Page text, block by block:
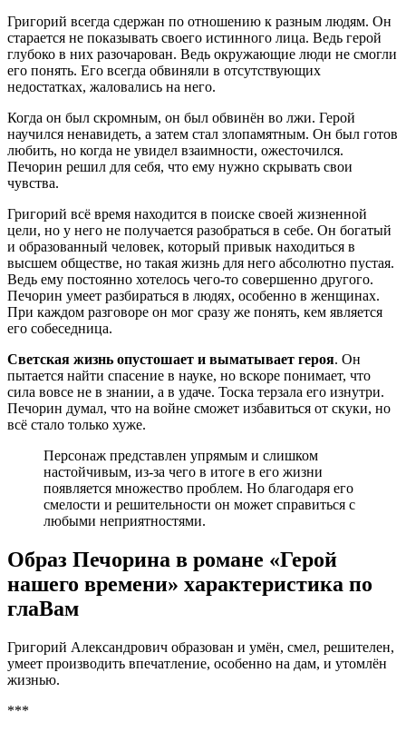
Григорий всегда сдержан по отношению к разным людям. Он
старается не показывать своего истинного лица. Ведь герой
глубоко в них разочарован. Ведь окружающие люди не смогли
его понять. Его всегда обвиняли в отсутствующих
недостатках, жаловались на него.
Когда он был скромным, он был обвинён во лжи. Герой
научился ненавидеть, а затем стал злопамятным. Он был готов
любить, но когда не увидел взаимности, ожесточился.
Печорин решил для себя, что ему нужно скрывать свои
чувства.
Григорий всё время находится в поиске своей жизненной
цели, но у него не получается разобраться в себе. Он богатый
и образованный человек, который привык находиться в
высшем обществе, но такая жизнь для него абсолютно пустая.
Ведь ему постоянно хотелось чего-то совершенно другого.
Печорин умеет разбираться в людях, особенно в женщинах.
При каждом разговоре он мог сразу же понять, кем является
его собеседница.
Светская жизнь опустошает и выматывает героя. Он
пытается найти спасение в науке, но вскоре понимает, что
сила вовсе не в знании, а в удаче. Тоска терзала его изнутри.
Печорин думал, что на войне сможет избавиться от скуки, но
всё стало только хуже.
Персонаж представлен упрямым и слишком
настойчивым, из-за чего в итоге в его жизни
появляется множество проблем. Но благодаря его
смелости и решительности он может справиться с
любыми неприятностями.
Образ Печорина в романе «Герой
нашего времени» характеристика по
глаВам
Григорий Александрович образован и умён, смел, решителен,
умеет производить впечатление, особенно на дам, и утомлён
жизнью.
***